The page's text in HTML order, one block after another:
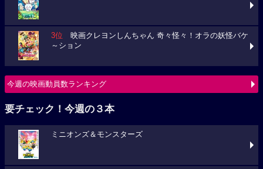
3位 映画クレヨンしんちゃん 奇々怪々！オラの妖怪バケ
～ション
今週の映画動員数ランキング
要チェック！今週の３本
ミニオンズ＆モンスターズ